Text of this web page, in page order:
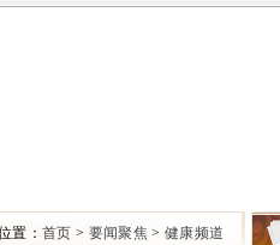
置： 首页 > 要闻聚焦> 健康频道